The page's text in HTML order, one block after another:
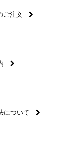
ご注文
について